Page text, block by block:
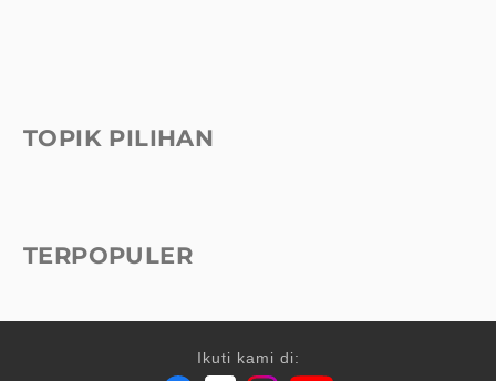
TOPIK PILIHAN
TERPOPULER
Ikuti kami di: